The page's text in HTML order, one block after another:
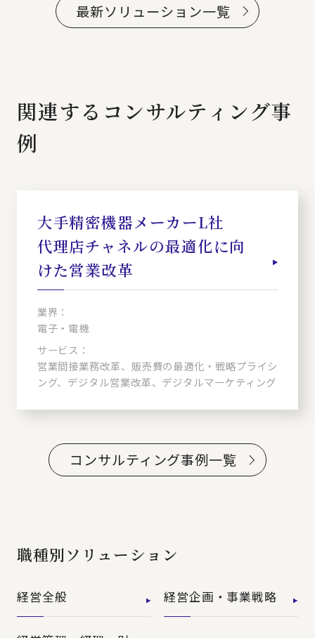
最新ソリューション一覧
関連するコンサルティング事
例
大手精密機器メーカーL社
代理店チャネルの最適化に向
けた営業改革
業界：
電子・電機
サービス：
営業間接業務改革、販売費の最適化・戦略プライシ
ング、デジタル営業改革、デジタルマーケティング
コンサルティング事例一覧
職種別ソリューション
経営全般 経営企画・事業戦略